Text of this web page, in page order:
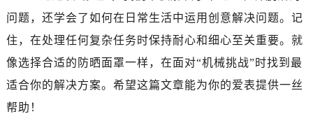
问题，还学会了如何在日常生活中运用创意解决问题。记
住，在处理任何复杂任务时保持耐心和细心至关重要。就
像选择合适的防晒面罩一样，在面对“机械挑战”时找到最
适合你的解决方案。希望这篇文章能为你的爱表提供一丝
帮助！